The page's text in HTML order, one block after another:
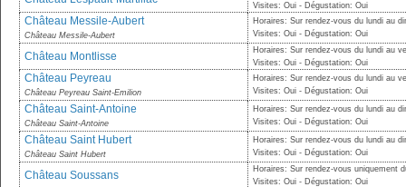
Visites: Oui - Dégustation: Oui
Château Messile-Aubert
Château Messile-Aubert
Horaires: Sur rendez-vous du lundi au
Visites: Oui - Dégustation: Oui
Château Montlisse
Horaires: Sur rendez-vous du lundi au
Visites: Oui - Dégustation: Oui
Château Peyreau
Château Peyreau Saint-Emilion
Horaires: Sur rendez-vous du lundi au
Visites: Oui - Dégustation: Oui
Château Saint-Antoine
Château Saint-Antoine
Horaires: Sur rendez-vous du lundi au
Visites: Oui - Dégustation: Oui
Château Saint Hubert
Château Saint Hubert
Horaires: Sur rendez-vous du lundi au
Visites: Oui - Dégustation: Oui
Château Soussans
Horaires: Sur rendez-vous uniquement
Visites: Oui - Dégustation: Oui